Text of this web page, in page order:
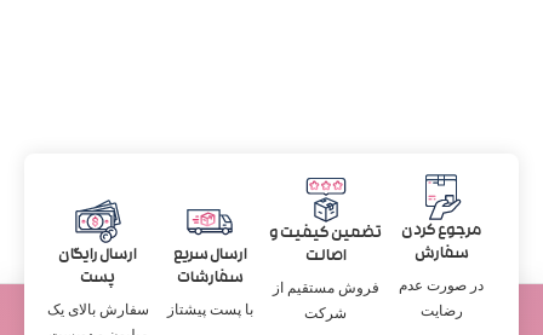
مرجوع کردن
سفارش
در صورت عدم
رضایت
تضمین کیفیت و
اصالت
فروش مستقیم از
شرکت
ارسال سریع
سفارشات
با پست پیشتاز
ارسال رایگان
پست
سفارش بالای یک